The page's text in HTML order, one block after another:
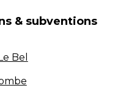
& subventions
Bel